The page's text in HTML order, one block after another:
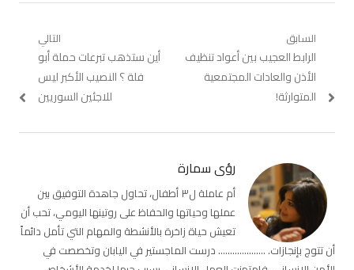
تصفّح
المقالات
السابق
Previous
post:
الرابط العجيب بين أعواد تنظيف
الأذن والعادات المجتمعية
المتوارثة!
التالي
Next
post:
أين ستذهب تبرعات حملة أبو
فلة ؟ النصيب الأكبر ليس
للاجئين السوريين
رؤى سمارة
أم عاملة ل٣ أطفال، تحاول جاهدة التوفيق بين
عملها وحياتها والحفاظ على روتينها اليومي، تحب أن
تعيش حياة زاخرة بالأنشطة والمهام التي تأمل دائماً
أن تتوج بإنجازات. .................... درست الماجستير في اليابان وتخصصت في